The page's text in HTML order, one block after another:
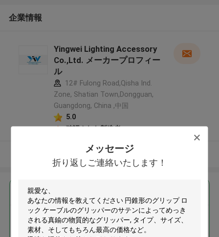
メッセージ
折り返しご連絡いたします！
企業情報
Yingwei Lighting Accessory
Co.,Ltd. メーカープロフィー
ル
12# Fulong Road,Qisha Ind.
Zone, Shatian Town,Dongguan,
Guangdong, China ,中国
5.0
確認された製造者
多くを見て下さい
円錐形のグリップ ロック ケーブ
ルのグリッパーのサテンによっ